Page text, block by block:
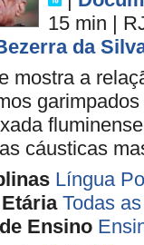
15 min |
da
mostra a
cáusticas
Língua
Todas
Ensino